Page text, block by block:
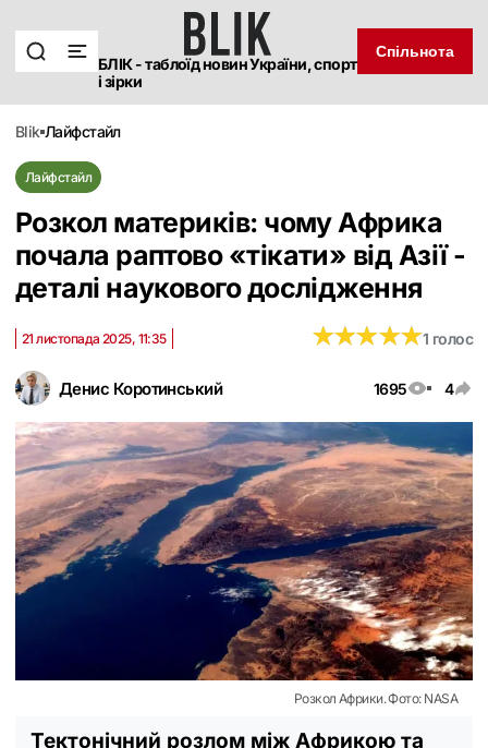
БЛІК - таблоїд новин України, спорт
і зірки
Спільнота
blik лайфстайл
Лайфстайл
Розкол материків: чому Африка
почала раптово «тікати» від Азії -
деталі наукового дослідження
Денис Коротинський 1695 4
21 листопада 2025, 11:35 ★★★★★
★★★★★1 голос
Розкол Африки. Фото: NASA
Тектонічний розлом між Африкою та